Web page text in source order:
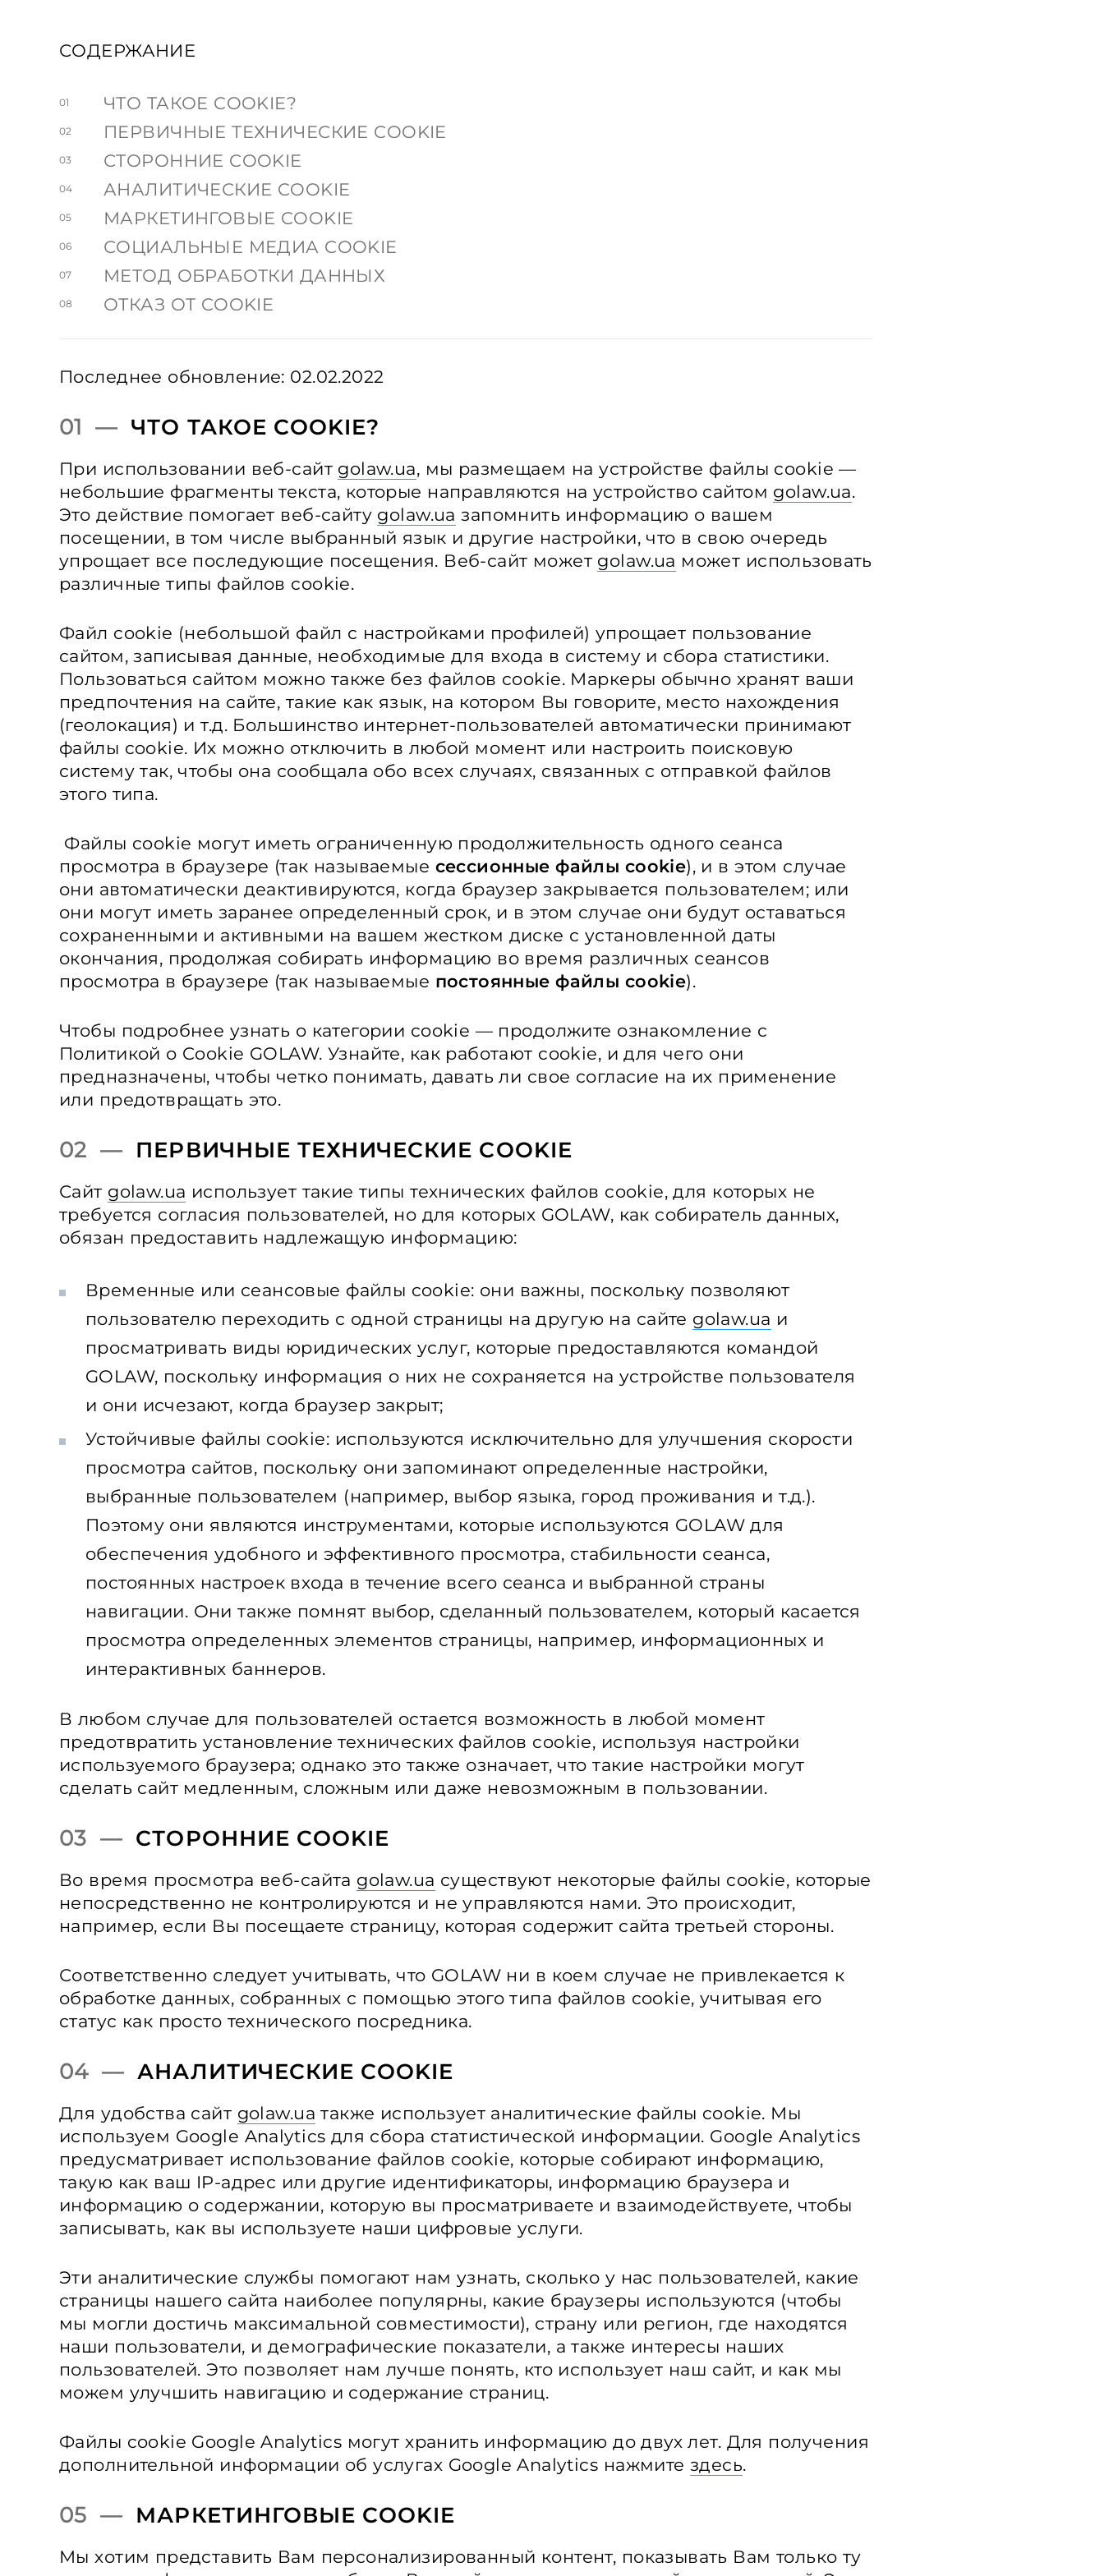
СОДЕРЖАНИЕ
01 ЧТО ТАКОЕ COOKIE?
02 ПЕРВИЧНЫЕ ТЕХНИЧЕСКИЕ COOKIE
03 СТОРОННИЕ COOKIE
04 АНАЛИТИЧЕСКИЕ COOKIE
05 МАРКЕТИНГОВЫЕ COOKIE
06 СОЦИАЛЬНЫЕ МЕДИА COOKIE
07 МЕТОД ОБРАБОТКИ ДАННЫХ
08 ОТКАЗ ОТ COOKIE
Последнее обновление: 02.02.2022
01 — ЧТО ТАКОЕ COOKIE?
При использовании веб-сайт golaw.ua, мы размещаем на устройстве файлы cookie —
небольшие фрагменты текста, которые направляются на устройство сайтом golaw.ua.
Это действие помогает веб-сайту golaw.ua запомнить информацию о вашем
посещении, в том числе выбранный язык и другие настройки, что в свою очередь
упрощает все последующие посещения. Веб-сайт может golaw.ua может использовать
различные типы файлов cookie.
Файл cookie (небольшой файл с настройками профилей) упрощает пользование
сайтом, записывая данные, необходимые для входа в систему и сбора статистики.
Пользоваться сайтом можно также без файлов cookie. Маркеры обычно хранят ваши
предпочтения на сайте, такие как язык, на котором Вы говорите, место нахождения
(геолокация) и т.д. Большинство интернет-пользователей автоматически принимают
файлы cookie. Их можно отключить в любой момент или настроить поисковую
систему так, чтобы она сообщала обо всех случаях, связанных с отправкой файлов
этого типа.
Файлы cookie могут иметь ограниченную продолжительность одного сеанса
просмотра в браузере (так называемые сессионные файлы cookie), и в этом случае
они автоматически деактивируются, когда браузер закрывается пользователем; или
они могут иметь заранее определенный срок, и в этом случае они будут оставаться
сохраненными и активными на вашем жестком диске с установленной даты
окончания, продолжая собирать информацию во время различных сеансов
просмотра в браузере (так называемые постоянные файлы cookie).
Чтобы подробнее узнать о категории cookie — продолжите ознакомление с
Политикой о Cookie GOLAW. Узнайте, как работают cookie, и для чего они
предназначены, чтобы четко понимать, давать ли свое согласие на их применение
или предотвращать это.
02 — ПЕРВИЧНЫЕ ТЕХНИЧЕСКИЕ COOKIE
Сайт golaw.ua использует такие типы технических файлов cookie, для которых не
требуется согласия пользователей, но для которых GOLAW, как собиратель данных,
обязан предоставить надлежащую информацию:
Временные или сеансовые файлы cookie: они важны, поскольку позволяют
пользователю переходить с одной страницы на другую на сайте golaw.ua и
просматривать виды юридических услуг, которые предоставляются командой
GOLAW, поскольку информация о них не сохраняется на устройстве пользователя
и они исчезают, когда браузер закрыт;
Устойчивые файлы cookie: используются исключительно для улучшения скорости
просмотра сайтов, поскольку они запоминают определенные настройки,
выбранные пользователем (например, выбор языка, город проживания и т.д.).
Поэтому они являются инструментами, которые используются GOLAW для
обеспечения удобного и эффективного просмотра, стабильности сеанса,
постоянных настроек входа в течение всего сеанса и выбранной страны
навигации. Они также помнят выбор, сделанный пользователем, который касается
просмотра определенных элементов страницы, например, информационных и
интерактивных баннеров.
В любом случае для пользователей остается возможность в любой момент
предотвратить установление технических файлов cookie, используя настройки
используемого браузера; однако это также означает, что такие настройки могут
сделать сайт медленным, сложным или даже невозможным в пользовании.
03 — СТОРОННИЕ COOKIE
Во время просмотра веб-сайта golaw.ua существуют некоторые файлы cookie, которые
непосредственно не контролируются и не управляются нами. Это происходит,
например, если Вы посещаете страницу, которая содержит сайта третьей стороны.
Соответственно следует учитывать, что GOLAW ни в коем случае не привлекается к
обработке данных, собранных с помощью этого типа файлов cookie, учитывая его
статус как просто технического посредника.
04 —АНАЛИТИЧЕСКИЕ COOKIE
Для удобства сайт golaw.ua также использует аналитические файлы cookie. Мы
используем Google Analytics для сбора статистической информации. Google Analytics
предусматривает использование файлов cookie, которые собирают информацию,
такую как ваш IP-адрес или другие идентификаторы, информацию браузера и
информацию о содержании, которую вы просматриваете и взаимодействуете, чтобы
записывать, как вы используете наши цифровые услуги.
Эти аналитические службы помогают нам узнать, сколько у нас пользователей, какие
страницы нашего сайта наиболее популярны, какие браузеры используются (чтобы
мы могли достичь максимальной совместимости), страну или регион, где находятся
наши пользователи, и демографические показатели, а также интересы наших
пользователей. Это позволяет нам лучше понять, кто использует наш сайт, и как мы
можем улучшить навигацию и содержание страниц.
Файлы cookie Google Analytics могут хранить информацию до двух лет. Для получения
дополнительной информации об услугах Google Analytics нажмитездесь.
05 — МАРКЕТИНГОВЫЕ COOKIE
Мы хотим представить Вам персонализированный контент, показывать Вам только ту